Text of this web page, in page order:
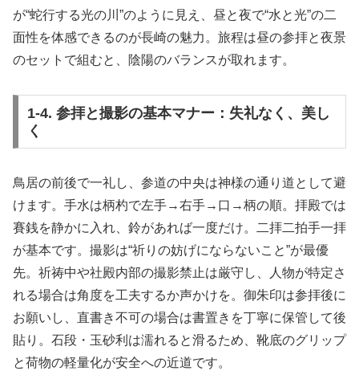
が“蛇行する光の川”のように見え、昼と夜で“水と光”の二
面性を体感できるのが長崎の魅力。旅程は昼の参拝と夜景
のセットで組むと、陰陽のバランスが取れます。
1-4. 参拝と撮影の基本マナー：失礼なく、美し
く
鳥居の前後で一礼し、参道の中央は神様の通り道として避
けます。手水は柄杓で左手→右手→口→柄の順。拝殿では
賽銭を静かに入れ、鈴があれば一度だけ。二拝二拍手一拝
が基本です。撮影は“祈りの妨げにならないこと”が最優
先。祈祷中や社殿内部の撮影禁止は厳守し、人物が特定さ
れる場合は角度を工夫するか声かけを。御朱印は参拝後に
お願いし、直書き不可の場合は書置きを丁寧に保管して後
貼り。石段・玉砂利は濡れると滑るため、靴底のグリップ
と荷物の軽量化が安全への近道です。